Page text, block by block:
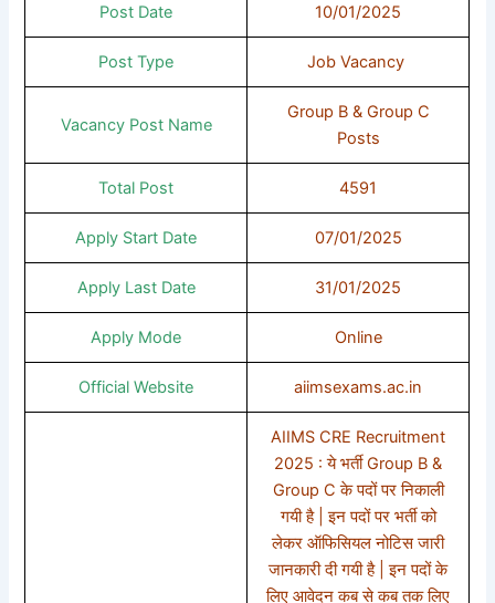
Post Date 10/01/2025
Post Type Job Vacancy
Vacancy Post Name
Group B & Group C
Posts
Total Post 4591
Apply Start Date 07/01/2025
Apply Last Date 31/01/2025
Apply Mode Online
Official Website aiimsexams.ac.in
AIIMS CRE Recruitment
2025 : ये भर्ती Group B &
Group C के पदों पर निकाली
गयी है | इन पदों पर भर्ती को
लेकर ऑफिसियल नोटिस जारी
जानकारी दी गयी है | इन पदों के
लिए आवेदन कब से कब तक लिए